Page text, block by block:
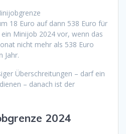
18 Euro auf dann 538 Euro für
Minijob 2024 vor, wenn das
nicht mehr als 538 Euro
Jahr.
Überschreitungen – darf ein
– danach ist der
2024